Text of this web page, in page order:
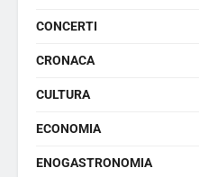
CONCERTI
CRONACA
CULTURA
ECONOMIA
ENOGASTRONOMIA